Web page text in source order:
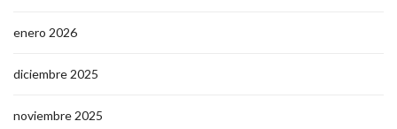
enero 2026
diciembre 2025
noviembre 2025